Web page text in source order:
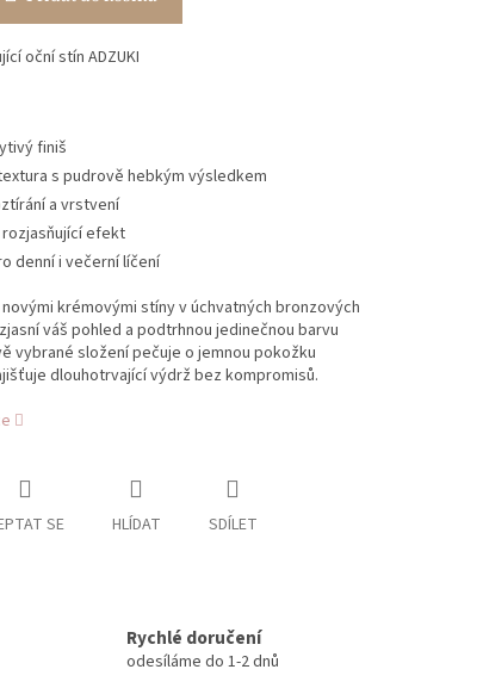
oční stín ADZUKI
finiš
s pudrově hebkým výsledkem
a vrstvení
efekt
denní i večerní líčení
krémovými stíny v úchvatných bronzových
váš pohled a podtrhnou jedinečnou barvu
vybrané složení pečuje o jemnou pokožku
dlouhotrvající výdrž bez kompromisů.
SE HLÍDAT SDÍLET
Rychlé doručení
odesíláme do 1-2 dnů